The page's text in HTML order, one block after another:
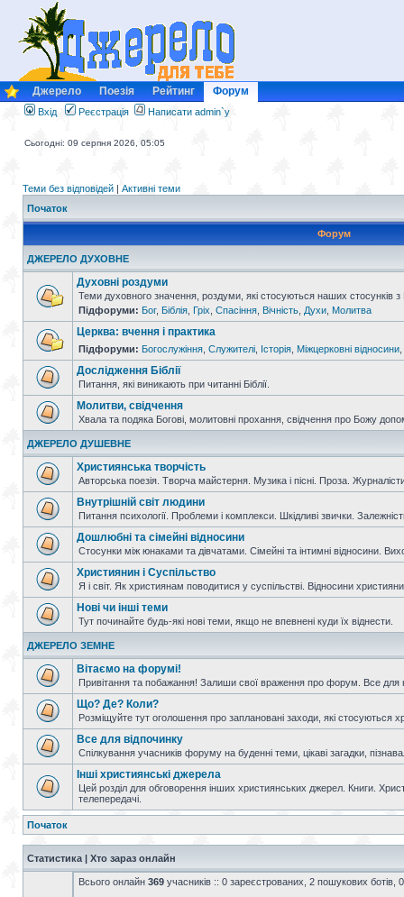
Джерело Поезія Рейтинг Форум
Вхід Реєстрація Написати admin`у
Сьогодні: 09 серпня 2026, 05:05
Теми без відповідей | Активні теми
Початок
Форум
ДЖЕРЕЛО ДУХОВНЕ
Духовні роздуми
Теми духовного значення, роздуми, які стосуються наших стосунків з
Підфоруми: Бог, Біблія Гріх Спасіння Вічність Духи Молитва
Церква: вчення і практика
Підфоруми: Богослужіння Служителі Історія Міжцерковні відносини
Дослідження Біблії
Питання, які виникають при читанні Біблії.
Молитви, свідчення
Хвала та подяка Богові, молитовні прохання, свідчення про Божу
ДЖЕРЕЛО ДУШЕВНЕ
Християнська творчість
Авторська поезія. Творча майстерня. Музика і пісні. Проза.
Внутрішній світ людини
Питання психології. Проблеми і комплекси. Шкідливі звички.
Дошлюбні та сімейні відносини
Стосунки між юнаками та дівчатами. Сімейні та інтимні відносини.
Християнин і Суспільство
Я і світ. Як християнам поводитися у суспільстві. Відносини
Нові чи інші теми
Тут починайте будь-які нові теми, якщо не впевнені куди їх віднести.
ДЖЕРЕЛО ЗЕМНЕ
Вітаємо на форумі!
Привітання та побажання! Залиши свої враження про форум. Все для
Що? Де? Коли?
Розміщуйте тут оголошення про заплановані заходи, які стосуються
Все для відпочинку
Спілкування учасників форуму на буденні теми, цікаві загадки,
Інші християнські джерела
Цей розділ для обговорення інших християнських джерел. Книги.
телепередачі.
Початок
Статистика | Хто зараз онлайн
Всього онлайн 369 учасників :: 0 зареєстрованих, 2 пошукових ботів,